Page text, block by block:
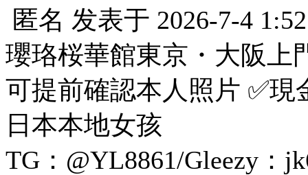
匿名 发表于 2026-7-4
瓔珞桜華館東京・大阪上
可提前確認本人照片 ✅現
日本本地女孩
TG：@YL8861/Gleezy：